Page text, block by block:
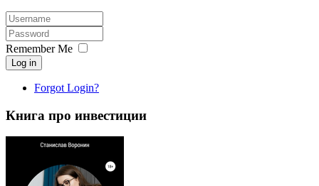
Remember Me
Log in
Forgot Login?
Книга про инвестиции